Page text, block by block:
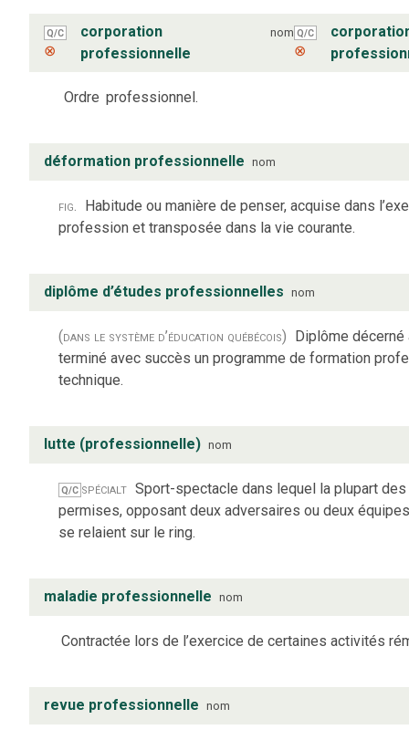
Q/C
⊗
corporation
professionnelle
nom Q/C
⊗
Ordre professionnel.
déformation professionnelle nom
fig. Habitude ou manière de penser, acquise dans
profession et transposée dans la vie courante.
diplôme d’études professionnelles nom
(dans le système d’éducation québécois) Diplôme décerné
terminé avec succès un programme de formation
technique.
lutte (professionnelle) nom
Q/C spécialt Sport-spectacle dans lequel la plupart
permises, opposant deux adversaires ou deux
se relaient sur le ring.
maladie professionnelle nom
Contractée lors de l’exercice de certaines activités
revue professionnelle nom